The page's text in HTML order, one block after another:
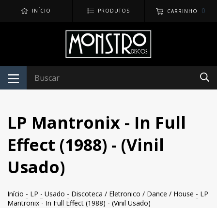
INÍCIO PRODUTOS CARRINHO 0
LP Mantronix - In Full
Effect (1988) - (Vinil
Usado)
Início - LP - Usado - Discoteca / Eletronico / Dance / House - LP
Mantronix - In Full Effect (1988) - (Vinil Usado)